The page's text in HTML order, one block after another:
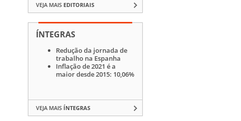
VEJA MAIS EDITORIAIS
ÍNTEGRAS
Redução da jornada de
trabalho na Espanha
Inflação de 2021 é a
maior desde 2015: 10,06%
VEJA MAIS ÍNTEGRAS